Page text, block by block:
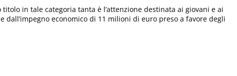
titolo in tale categoria tanta è l’attenzione destinata ai giovani e ai
dall’impegno economico di 11 milioni di euro preso a favore degli